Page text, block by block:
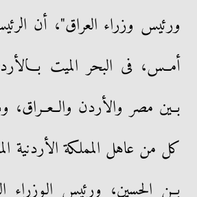
ورئيس وزراء العراق"، أن
أمــس، فى البحر الميت
بــين مصر والأردن
كل من عاهل المملكة الأردنية
بــن الحسين، ورئيس الـوزراء